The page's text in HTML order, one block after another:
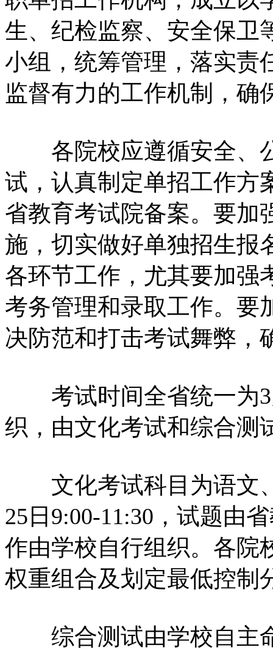
生、纪检监察、安全保卫
小组，统筹管理，落实责
监督有力的工作机制，确
各院校应遵循安全、
试，认真制定单招工作方
省教育考试院备案。要加
施，切实做好单独招生报
各环节工作，尤其要加强
考务管理和录取工作。要
决防范和打击考试舞弊，
考试时间全省统一为3
织，由文化考试和综合测
文化考试科目为语文
25日9:00-11:30，试题由
作由学校自行组织。各院
权重组合及划定最低控制
综合测试由学校自主